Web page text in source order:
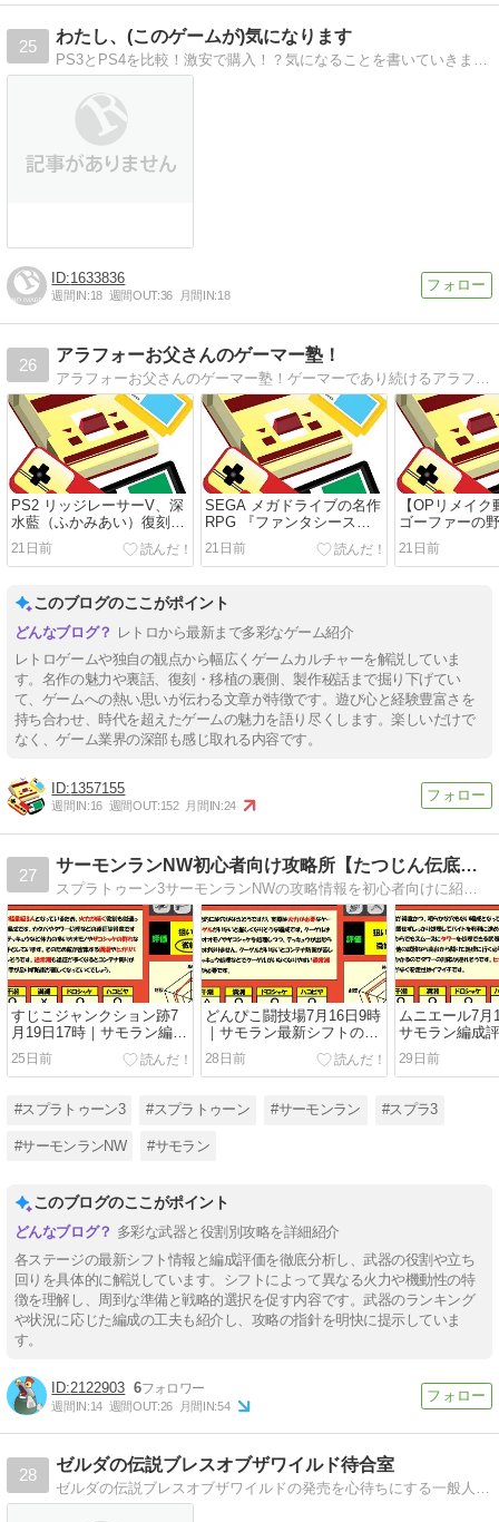
25
わたし、(このゲームが)気になります
1633836
週間IN:18 週間OUT:36 月間IN:18
26
アラフォーお父さんのゲーマー塾！
PS2 リッジレーサーV、深
水藍（ふかみあい）復刻プ
ロジェクト KONAMI
21日前
SEGA メガドライブの名作
RPG 『ファンタシースタ
ーII 還らざる時の終わり
に』
21日前
【OPリメイ
ゴーファーの
EPISODE II
｜（制作裏話
21日前
このブログのここがポイント
レトロから最新まで多彩なゲーム紹介
レトロゲームや独自の観点から幅広くゲームカルチャーを解説していま
す。名作の魅力や裏話、復刻・移植の裏側、製作秘話まで掘り下げてい
て、ゲームへの熱い思いが伝わる文章が特徴です。遊び心と経験豊富さを
持ち合わせ、時代を超えたゲームの魅力を語り尽くします。楽しいだけで
なく、ゲーム業界の深部も感じ取れる内容です。
1357155
週間IN:16 週間OUT:152 月間IN:24
27
サーモンランNW初心者向け攻略所【たつじん伝底脱出へ】
すじこジャンクション跡7
月19日17時｜サモラン編成
評価と攻略
25日前
どんぴこ闘技場7月16日9時
｜サモラン最新シフトの編
成評価
28日前
ムニエール7月
サモラン編成
29日前
#スプラトゥーン3 #スプラトゥーン #サーモンラン #スプラ3
#サーモンランNW #サモラン
このブログのここがポイント
多彩な武器と役割別攻略を詳細紹介
各ステージの最新シフト情報と編成評価を徹底分析し、武器の役割や立ち
回りを具体的に解説しています。シフトによって異なる火力や機動性の特
徴を理解し、周到な準備と戦略的選択を促す内容です。武器のランキング
や状況に応じた編成の工夫も紹介し、攻略の指針を明快に提示していま
す。
2122903 6
週間IN:14 週間OUT:26 月間IN:54
28
ゼルダの伝説ブレスオブザワイルド待合室
ゼルダの伝説ブレスオブザワイルドの発売を心待ちにする一般人のブログです。